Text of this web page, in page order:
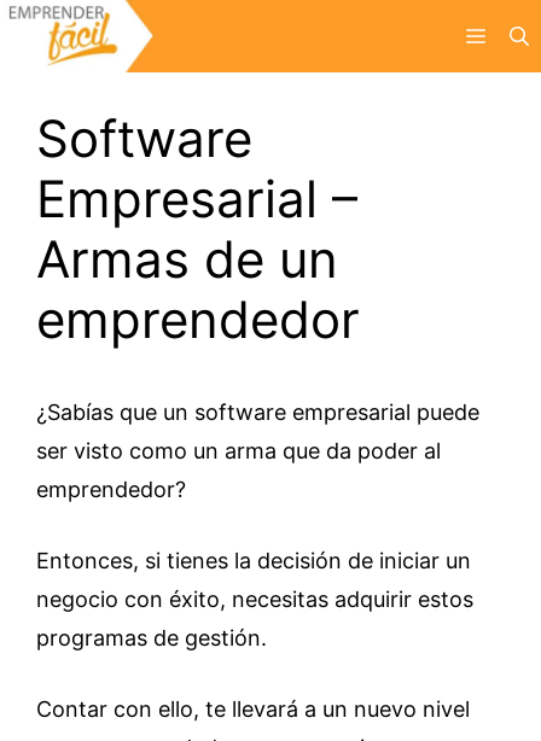
Saltar
Menú
Software
Empresarial –
Armas de un
emprendedor
¿Sabías que un software empresarial puede
ser visto como un arma que da poder al
emprendedor?
Entonces, si tienes la decisión de iniciar un
negocio con éxito, necesitas adquirir estos
programas de gestión.
Contar con ello, te llevará a un nuevo nivel